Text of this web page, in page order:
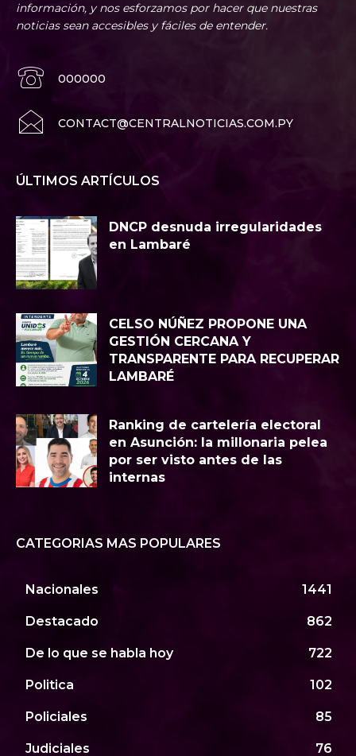
información, y nos esforzamos por hacer que nuestras
noticias sean accesibles y fáciles de entender.
000000
CONTACT@CENTRALNOTICIAS.COM.PY
ÚLTIMOS ARTÍCULOS
DNCP desnuda irregularidades
en Lambaré
CELSO NÚÑEZ PROPONE UNA
GESTIÓN CERCANA Y
TRANSPARENTE PARA RECUPERAR
LAMBARÉ
Ranking de cartelería electoral
en Asunción: la millonaria pelea
por ser visto antes de las
internas
CATEGORIAS MAS POPULARES
Nacionales 1441
Destacado 862
De lo que se habla hoy 722
Politica 102
Policiales 85
Judiciales 76